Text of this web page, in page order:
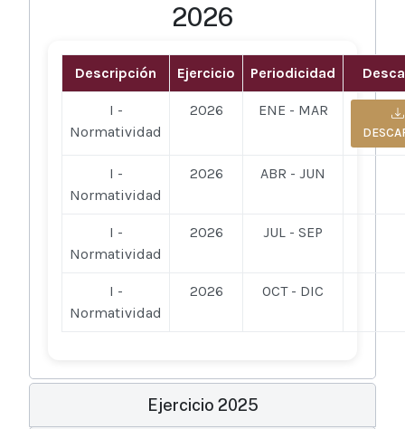
2026
Descripción Ejercicio Periodicidad
I -
Normatividad
2026 ENE - MAR
I -
Normatividad
2026 ABR - JUN
I -
Normatividad
2026 JUL - SEP
I -
Normatividad
2026 OCT - DIC
Ejercicio 2025